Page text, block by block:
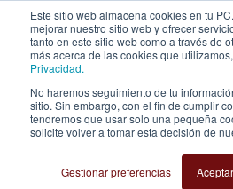
Este sitio web almacena cookies en tu
mejorar nuestro sitio web y ofrecer
tanto en este sitio web como a través de
más acerca de las cookies que
Privacidad.
No haremos seguimiento de tu
sitio. Sin embargo, con el fin de cumplir
tendremos que usar solo una pequeña
solicite volver a tomar esta decisión de
Gestionar preferencias Aceptar